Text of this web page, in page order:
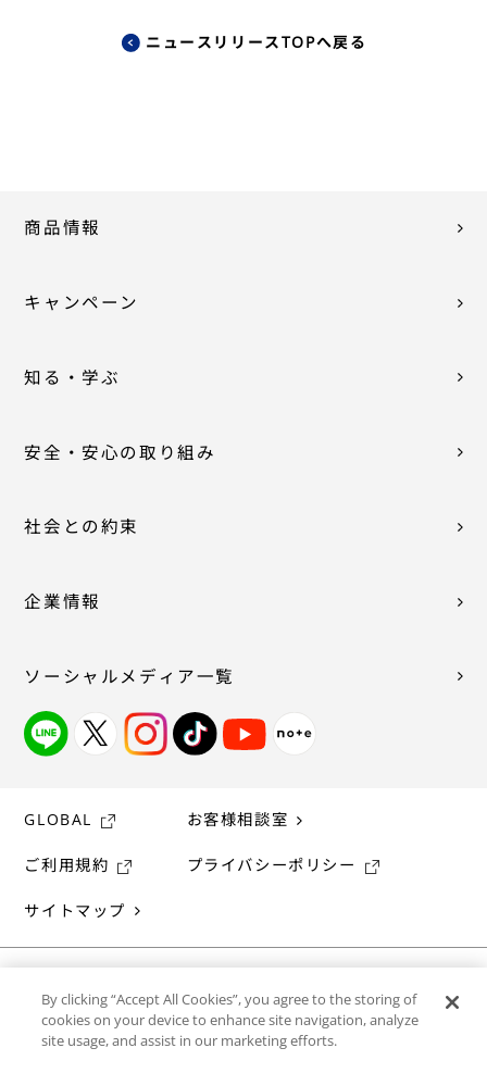
ニュースリリースTOPへ戻る
商品情報
キャンペーン
知る・学ぶ
安全・安心の取り組み
社会との約束
企業情報
ソーシャルメディア一覧
GLOBAL お客様相談室
ご利用規約 プライバシーポリシー
サイトマップ
By clicking “Accept All Cookies”, you agree to the storing of
cookies on your device to enhance site navigation, analyze
site usage, and assist in our marketing efforts.